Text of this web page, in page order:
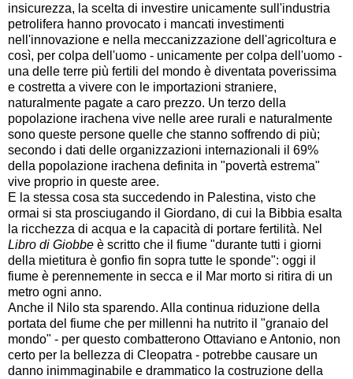
insicurezza, la scelta di investire unicamente sull'industria
petrolifera hanno provocato i mancati investimenti
nell'innovazione e nella meccanizzazione dell'agricoltura e
così, per colpa dell'uomo - unicamente per colpa dell'uomo -
una delle terre più fertili del mondo è diventata poverissima
e costretta a vivere con le importazioni straniere,
naturalmente pagate a caro prezzo. Un terzo della
popolazione irachena vive nelle aree rurali e naturalmente
sono queste persone quelle che stanno soffrendo di più;
secondo i dati delle organizzazioni internazionali il 69%
della popolazione irachena definita in "povertà estrema"
vive proprio in queste aree.
E la stessa cosa sta succedendo in Palestina, visto che
ormai si sta prosciugando il Giordano, di cui la Bibbia esalta
la ricchezza di acqua e la capacità di portare fertilità. Nel
Libro di Giobbe è scritto che il fiume "durante tutti i giorni
della mietitura è gonfio fin sopra tutte le sponde": oggi il
fiume è perennemente in secca e il Mar morto si ritira di un
metro ogni anno.
Anche il Nilo sta sparendo. Alla continua riduzione della
portata del fiume che per millenni ha nutrito il "granaio del
mondo" - per questo combatterono Ottaviano e Antonio, non
certo per la bellezza di Cleopatra - potrebbe causare un
danno inimmaginabile e drammatico la costruzione della